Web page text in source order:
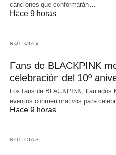
canciones que conformarán…
Hace 9 horas
NOTICIAS
Fans de BLACKPINK
celebración del 10º
Los fans de BLACKPINK, llamados
eventos conmemorativos para
Hace 9 horas
NOTICIAS